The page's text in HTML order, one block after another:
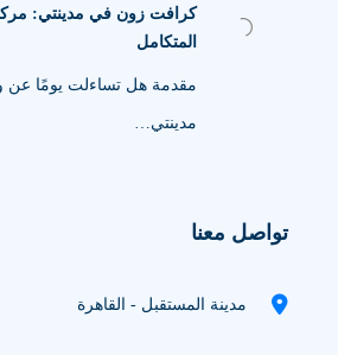
كرافت زون في مدينتي:
المتكامل
مقدمة هل تساءلت يومًا عن
مدينتي…
تواصل معنا
مدينة المستقبل - القاهرة